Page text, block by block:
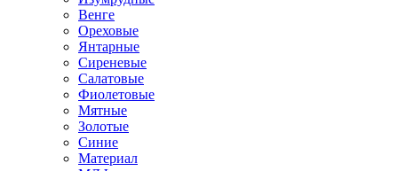
Венге
Ореховые
Янтарные
Сиреневые
Салатовые
Фиолетовые
Мятные
Золотые
Синие
Материал